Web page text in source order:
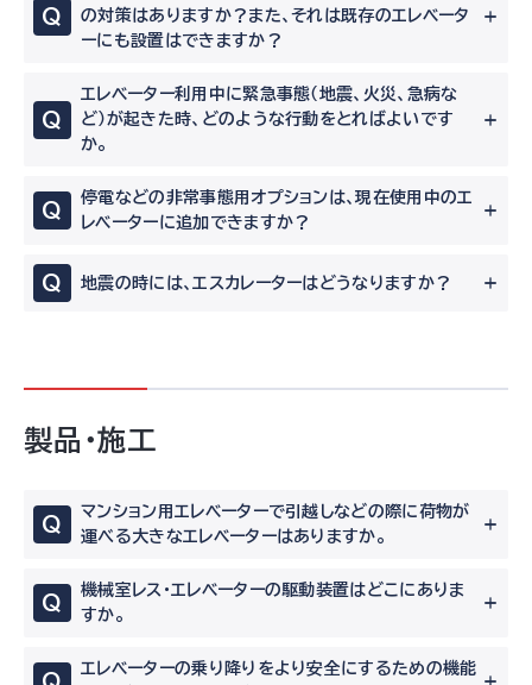
Q
の対策はありますか？また、それは既存のエレベータ
ーにも設置はできますか？
Q
エレベーター利用中に緊急事態（地震、火災、急病な
ど）が起きた時、どのような行動をとればよいです
か。
Q
停電などの非常事態用オプションは、現在使用中のエ
レベーターに追加できますか？
Q 地震の時には、エスカレーターはどうなりますか？
製品・施工
Q
マンション用エレベーターで引越しなどの際に荷物が
運べる大きなエレベーターはありますか。
Q
機械室レス・エレベーターの駆動装置はどこにありま
すか。
エレベーターの乗り降りをより安全にするための機能